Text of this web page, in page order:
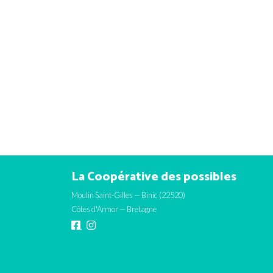
La Coopérative des possibles
Moulin Saint-Gilles — Binic (22520)
Côtes d'Armor — Bretagne